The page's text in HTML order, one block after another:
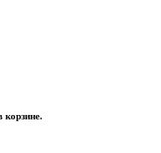
корзине.